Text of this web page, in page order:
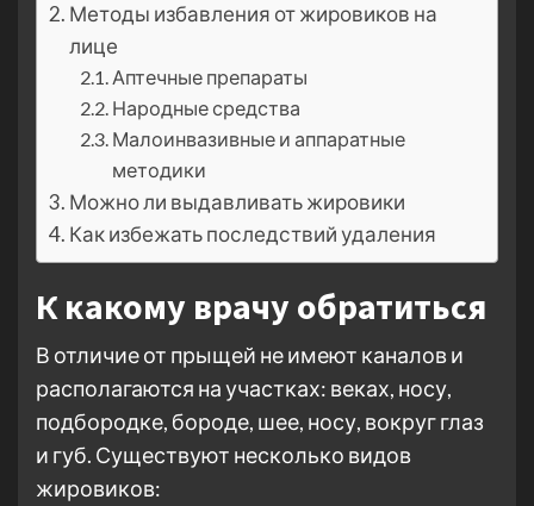
Методы избавления от жировиков на
лице
Аптечные препараты
Народные средства
Малоинвазивные и аппаратные
методики
Можно ли выдавливать жировики
Как избежать последствий удаления
К какому врачу обратиться
В отличие от прыщей не имеют каналов и
располагаются на участках: веках, носу,
подбородке, бороде, шее, носу, вокруг глаз
и губ. Существуют несколько видов
жировиков: